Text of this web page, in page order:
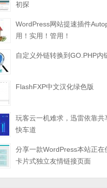
初探
WordPress网站提速插件
用！实用！管用！
自定义外链转换到GO.PHP内
FlashFXP中文汉化绿色版
玩客云一机难求，迅雷依靠共
快车道
分享一款WordPress本站正在
卡片式独立友情链接页面